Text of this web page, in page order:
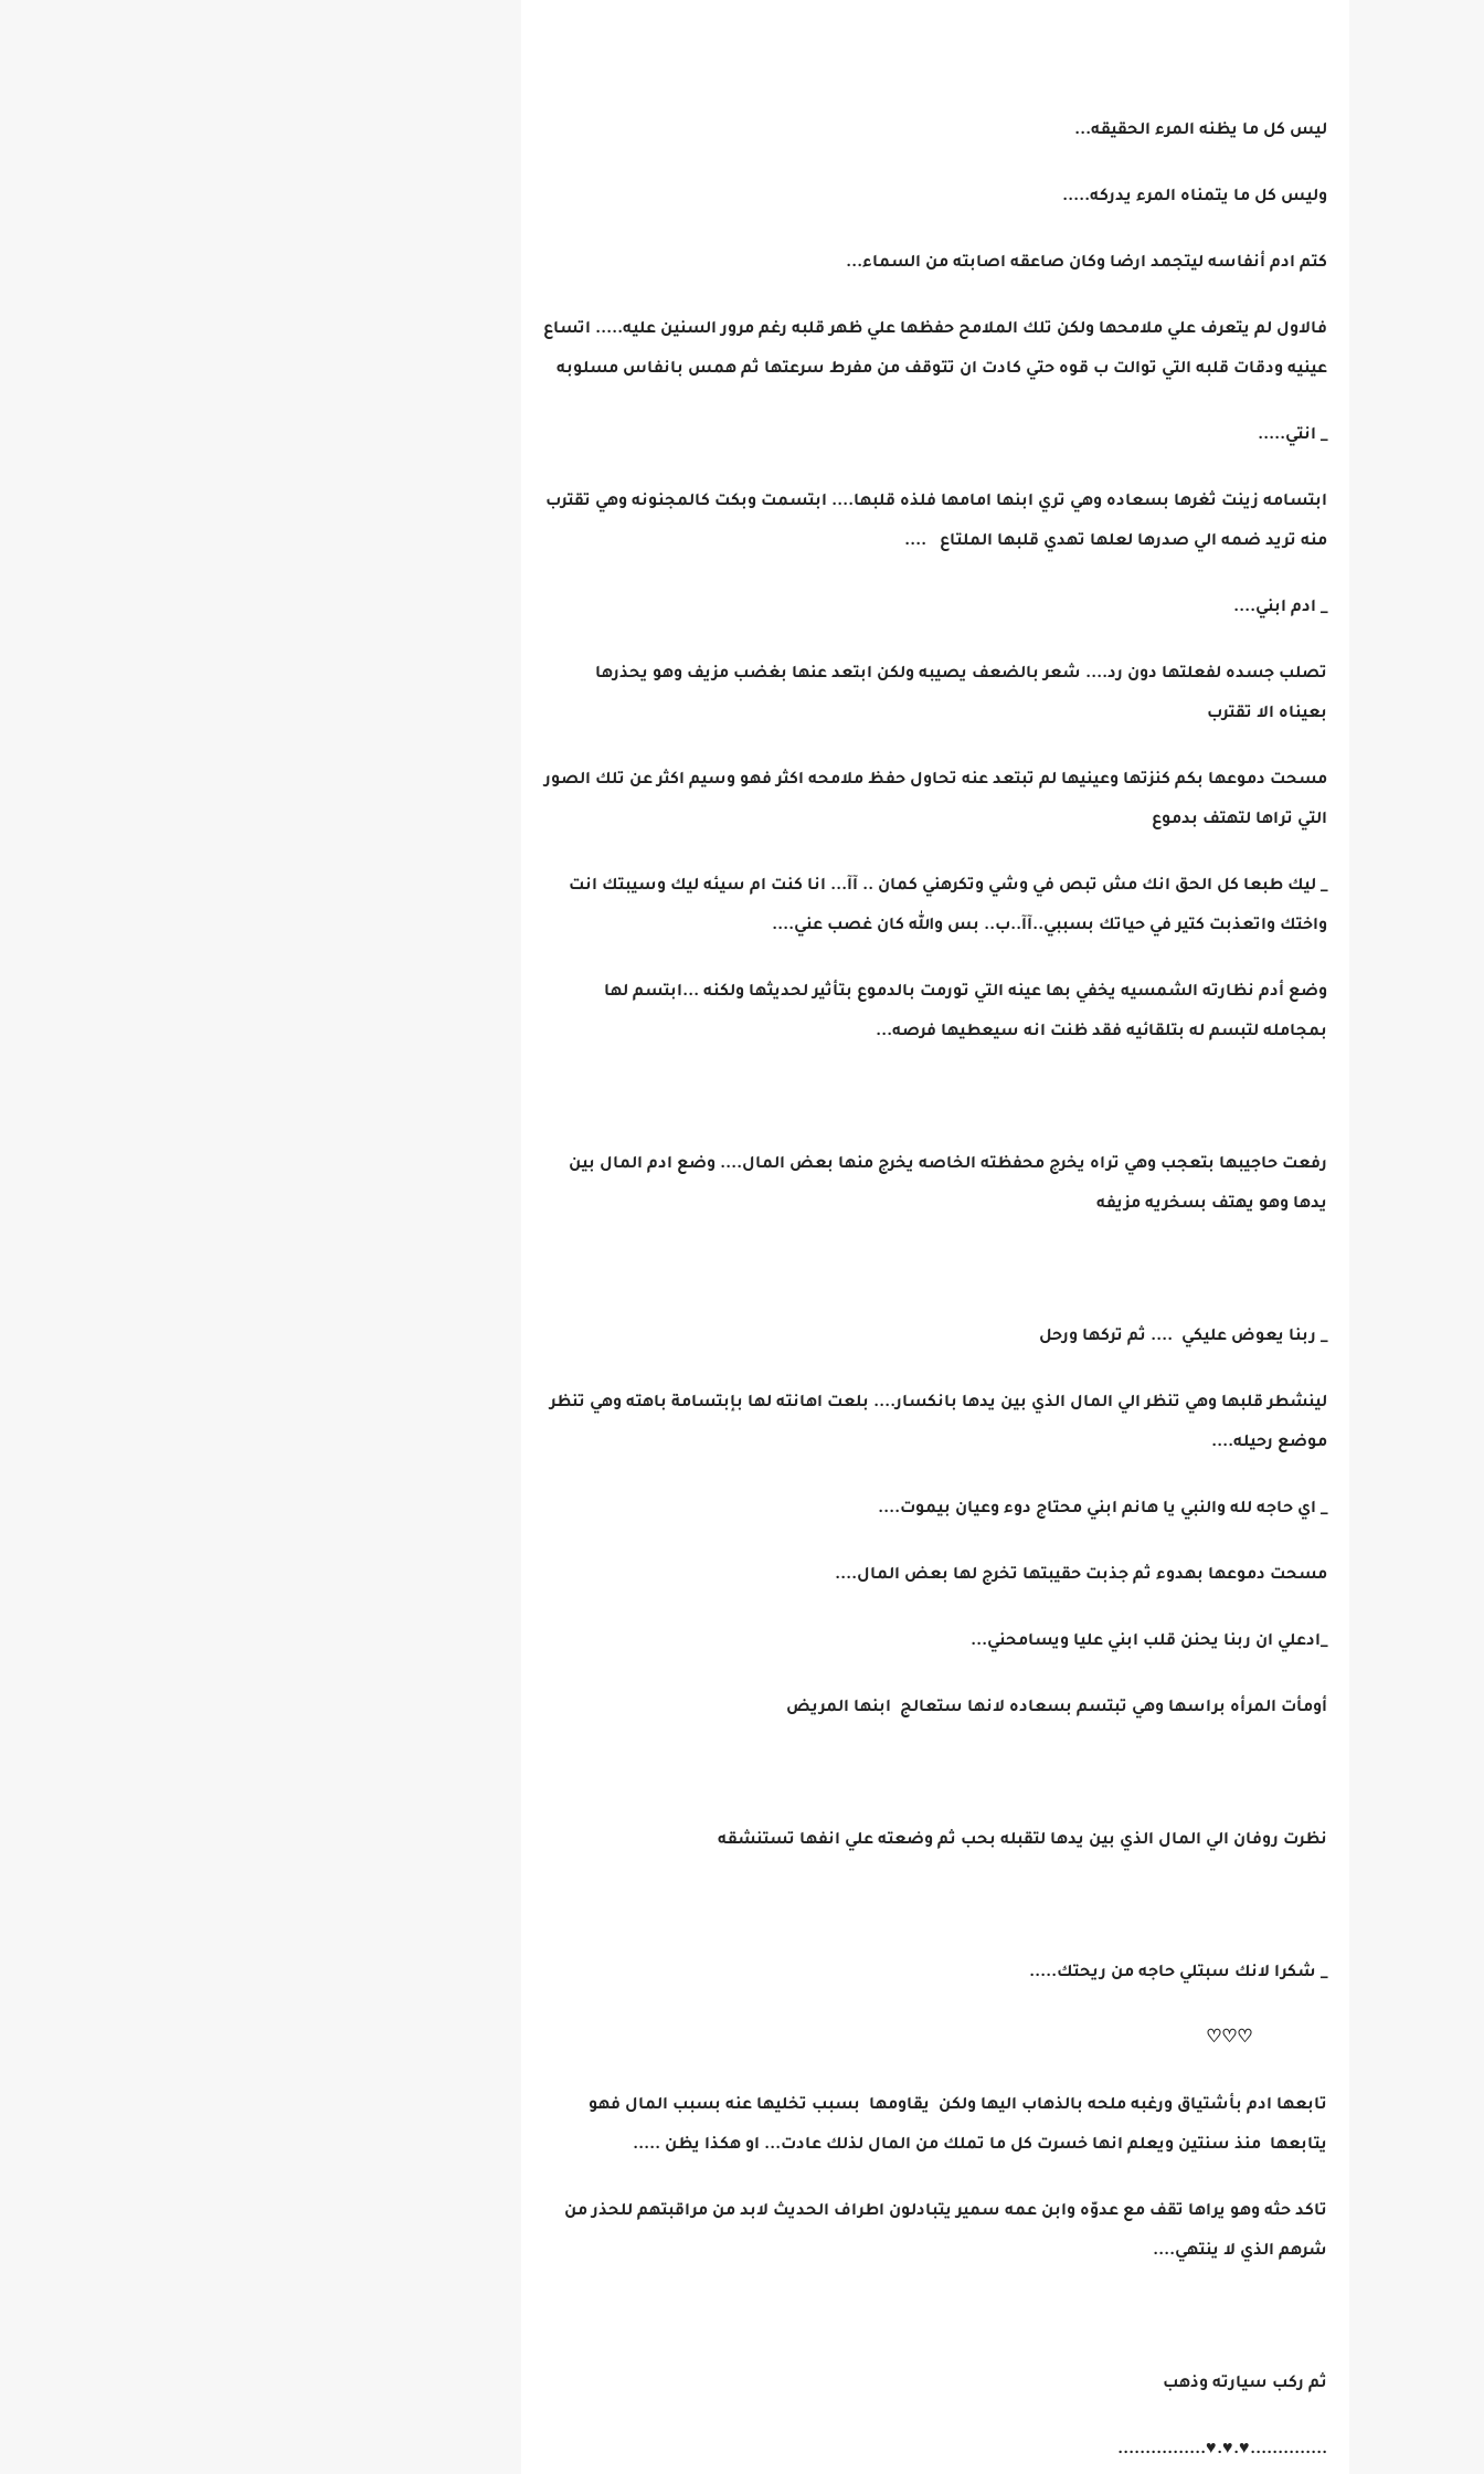
ليس كل ما يظنه المرء الحقيقه...
وليس كل ما يتمناه المرء يدركه.....
كتم ادم أنفاسه ليتجمد ارضا وكان صاعقه اصابته من السماء...
فالاول لم يتعرف علي ملامحها ولكن تلك الملامح حفظها علي ظهر قلبه رغم مرور السنين عليه..... اتساع
عينيه ودقات قلبه التي توالت ب قوه حتي كادت ان تتوقف من مفرط سرعتها ثم همس بانفاس مسلوبه
_ انتي.....
ابتسامه زينت ثغرها بسعاده وهي تري ابنها امامها فلذه قلبها.... ابتسمت وبكت كالمجنونه وهي تقترب
منه تريد ضمه الي صدرها لعلها تهدي قلبها الملتاع ....
_ ادم ابني....
تصلب جسده لفعلتها دون رد.... شعر بالضعف يصيبه ولكن ابتعد عنها بغضب مزيف وهو يحذرها
بعيناه الا تقترب
مسحت دموعها بكم كنزتها وعينيها لم تبتعد عنه تحاول حفظ ملامحه اكثر فهو وسيم اكثر عن تلك الصور
التي تراها لتهتف بدموع
_ ليك طبعا كل الحق انك مش تبص في وشي وتكرهني كمان .. آآ... انا كنت ام سيئه ليك وسيبتك انت
واختك واتعذبت كتير في حياتك بسببي..آآ..ب.. بس والله كان غصب عني....
وضع أدم نظارته الشمسيه يخفي بها عينه التي تورمت بالدموع بتأثير لحديثها ولكنه ...ابتسم لها
بمجامله لتبسم له بتلقائيه فقد ظنت انه سيعطيها فرصه...
رفعت حاجيبها بتعجب وهي تراه يخرج محفظته الخاصه يخرج منها بعض المال.... وضع ادم المال بين
يدها وهو يهتف بسخريه مزيفه
_ ربنا يعوض عليكي .... ثم تركها ورحل
لينشطر قلبها وهي تنظر الي المال الذي بين يدها بانكسار.... بلعت اهانته لها بإبتسامة باهته وهي تنظر
موضع رحيله....
_ اي حاجه لله والنبي يا هانم ابني محتاج دوء وعيان بيموت....
مسحت دموعها بهدوء ثم جذبت حقيبتها تخرج لها بعض المال....
_ادعلي ان ربنا يحنن قلب ابني عليا ويسامحني...
أومأت المرأه براسها وهي تبتسم بسعاده لانها ستعالج ابنها المريض
نظرت روفان الي المال الذي بين يدها لتقبله بحب ثم وضعته علي انفها تستنشقه
_ شكرا لانك سبتلي حاجه من ريحتك.....
♡♡♡
تابعها ادم بأشتياق ورغبه ملحه بالذهاب اليها ولكن يقاومها بسبب تخليها عنه بسبب المال فهو
يتابعها منذ سنتين ويعلم انها خسرت كل ما تملك من المال لذلك عادت... او هكذا يظن .....
تاكد حثه وهو يراها تقف مع عدوّه وابن عمه سمير يتبادلون اطراف الحديث لابد من مراقبتهم للحذر من
شرهم الذي لا ينتهي....
ثم ركب سيارته وذهب
..............♥.♥.♥................